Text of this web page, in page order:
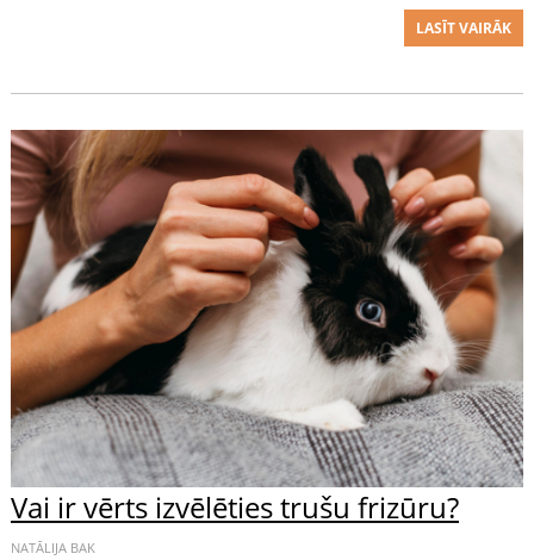
LASĪT VAIRĀK
Vai ir vērts izvēlēties trušu frizūru?
NATĀLIJA BAK